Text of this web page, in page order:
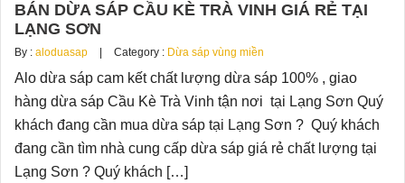
BÁN DỪA SÁP CẦU KÈ TRÀ VINH GIÁ RẺ TẠI
LẠNG SƠN
By : aloduasap Category : Dừa sáp vùng miền
Alo dừa sáp cam kết chất lượng dừa sáp 100% , giao
hàng dừa sáp Cầu Kè Trà Vinh tận nơi tại Lạng Sơn Quý
khách đang cần mua dừa sáp tại Lạng Sơn ? Quý khách
đang cần tìm nhà cung cấp dừa sáp giá rẻ chất lượng tại
Lạng Sơn ? Quý khách […]